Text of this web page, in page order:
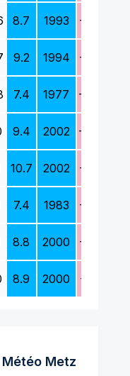
8.7 1993 -5.5
9.2 1994 -3.8
7.4 1977 -4.6
9.4 2002 -5.4
10.7 2002 -5.2
7.4 1983 -3.2
8.8 2000 -5.8
8.9 2000 -7.3
Metz